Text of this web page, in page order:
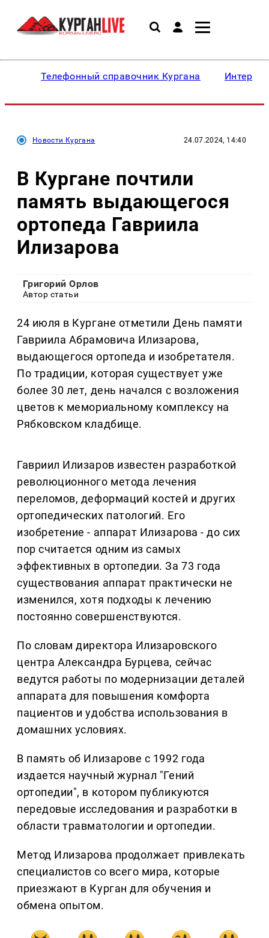
Телефонный справочник Кургана
Новости Кургана 24.07.2024, 14:40
В Кургане почтили
память выдающегося
ортопеда Гавриила
Илизарова
Григорий Орлов
Автор статьи
24 июля в Кургане отметили День памяти
Гавриила Абрамовича Илизарова,
выдающегося ортопеда и изобретателя.
По традиции, которая существует уже
более 30 лет, день начался с возложения
цветов к мемориальному комплексу на
Рябковском кладбище.
Гавриил Илизаров известен разработкой
революционного метода лечения
переломов, деформаций костей и других
ортопедических патологий. Его
изобретение - аппарат Илизарова - до сих
пор считается одним из самых
эффективных в ортопедии. За 73 года
существования аппарат практически не
изменился, хотя подходы к лечению
постоянно совершенствуются.
По словам директора Илизаровского
центра Александра Бурцева, сейчас
ведутся работы по модернизации деталей
аппарата для повышения комфорта
пациентов и удобства использования в
домашних условиях.
В память об Илизарове с 1992 года
издается научный журнал "Гений
ортопедии", в котором публикуются
передовые исследования и разработки в
области травматологии и ортопедии.
Метод Илизарова продолжает привлекать
специалистов со всего мира, которые
приезжают в Курган для обучения и
обмена опытом.